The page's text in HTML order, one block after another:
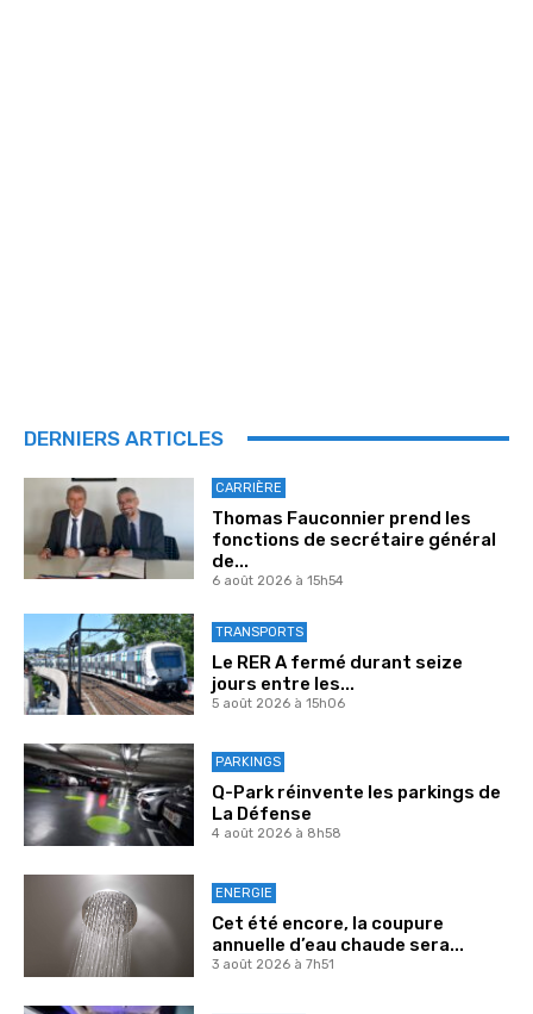
DERNIERS ARTICLES
CARRIÈRE
Thomas Fauconnier prend les
fonctions de secrétaire général
de...
6 août 2026 à 15h54
TRANSPORTS
Le RER A fermé durant seize
jours entre les...
5 août 2026 à 15h06
PARKINGS
Q-Park réinvente les parkings de
La Défense
4 août 2026 à 8h58
ENERGIE
Cet été encore, la coupure
annuelle d’eau chaude sera...
3 août 2026 à 7h51